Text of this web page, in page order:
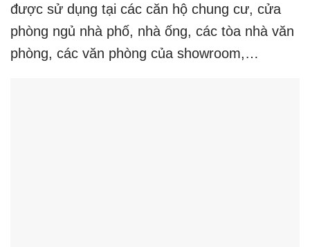
được sử dụng tại các căn hộ chung cư, cửa
phòng ngủ nhà phố, nhà ống, các tòa nhà văn
phòng, các văn phòng của showroom,…